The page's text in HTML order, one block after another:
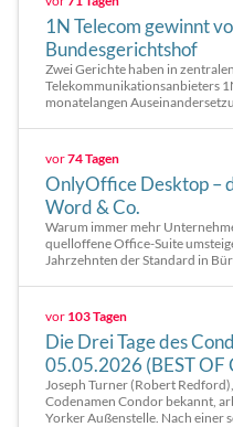
1N Telecom gewinnt
Bundesgerichtshof
Zwei Gerichte haben in
Telekommunikationsanbieters
monatelangen
vor74 Tagen
OnlyOffice Desktop –
Word & Co.
Warum immer mehr
quelloffene Office-Suite
Jahrzehnten der Standard in
vor 103 Tagen
Die Drei Tage des
05.05.2026 (BEST OF
Joseph Turner (Robert
Codenamen Condor bekannt,
Yorker Außenstelle. Nach einer